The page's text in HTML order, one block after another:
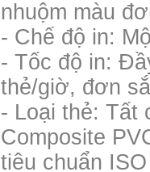
nhuộm màu
- Chế độ in:
- Tốc độ in:
thẻ/giờ, đơn
- Loại thẻ: Tất
Composite
tiêu chuẩn